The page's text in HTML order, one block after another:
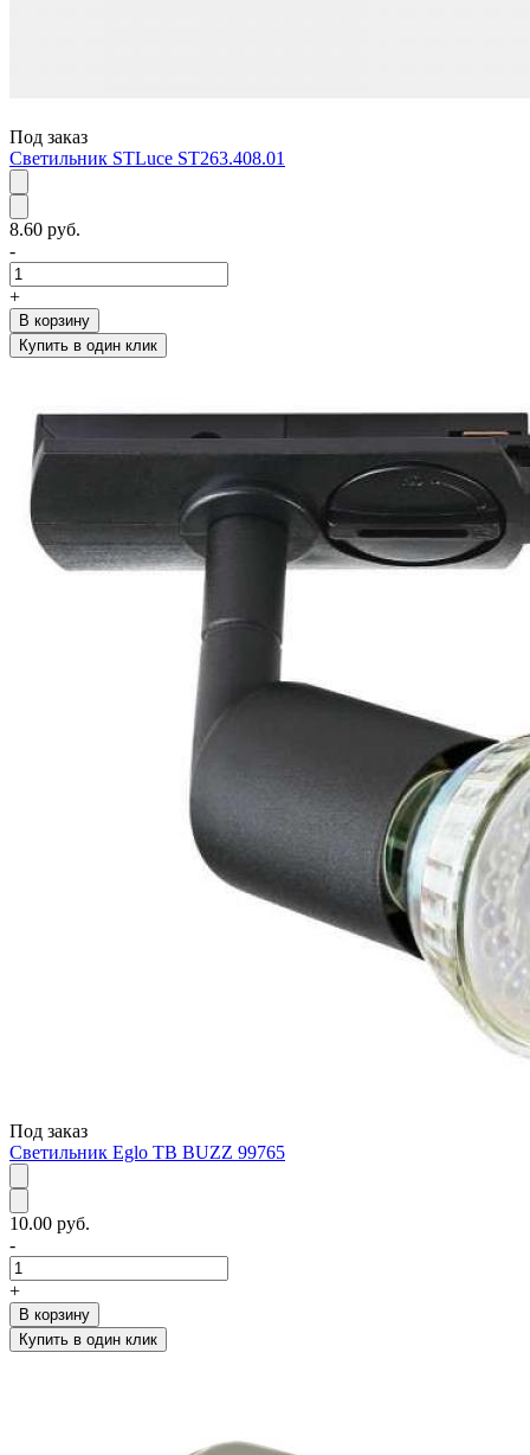
Под заказ
Светильник STLuce ST263.408.01
8.60 руб.
-
+
В корзину
Купить в один клик
Под заказ
Светильник Eglo TB BUZZ 99765
10.00 руб.
-
+
В корзину
Купить в один клик